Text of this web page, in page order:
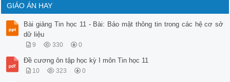
GIÁO ÁN HAY
Bài giảng Tin học 11 - Bài: Bảo mật thông tin trong các hệ cơ sở
dữ liệu
9 330 0
Đề cương ôn tập học kỳ I môn Tin học 11
10 323 0